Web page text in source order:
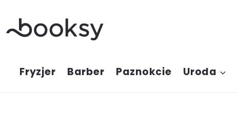
treści
Fryzjer Barber Paznokcie Uroda